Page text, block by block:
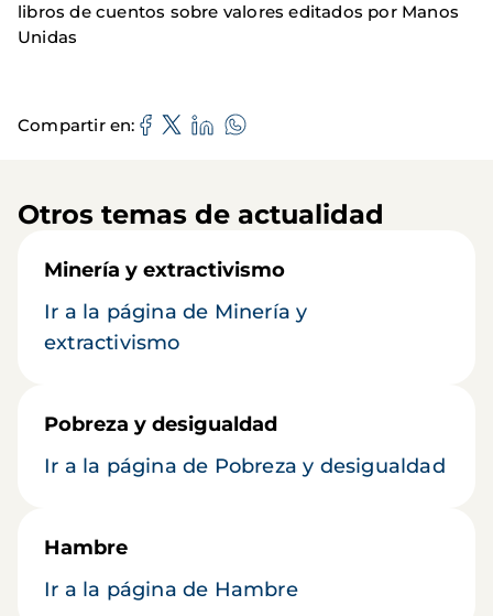
libros de cuentos sobre valores editados por Manos
Unidas
Compartir en
Otros temas de actualidad
Minería y extractivismo
Ir a la página de Minería y
extractivismo
Pobreza y desigualdad
Ir a la página de Pobreza y desigualdad
Hambre
Ir a la página de Hambre